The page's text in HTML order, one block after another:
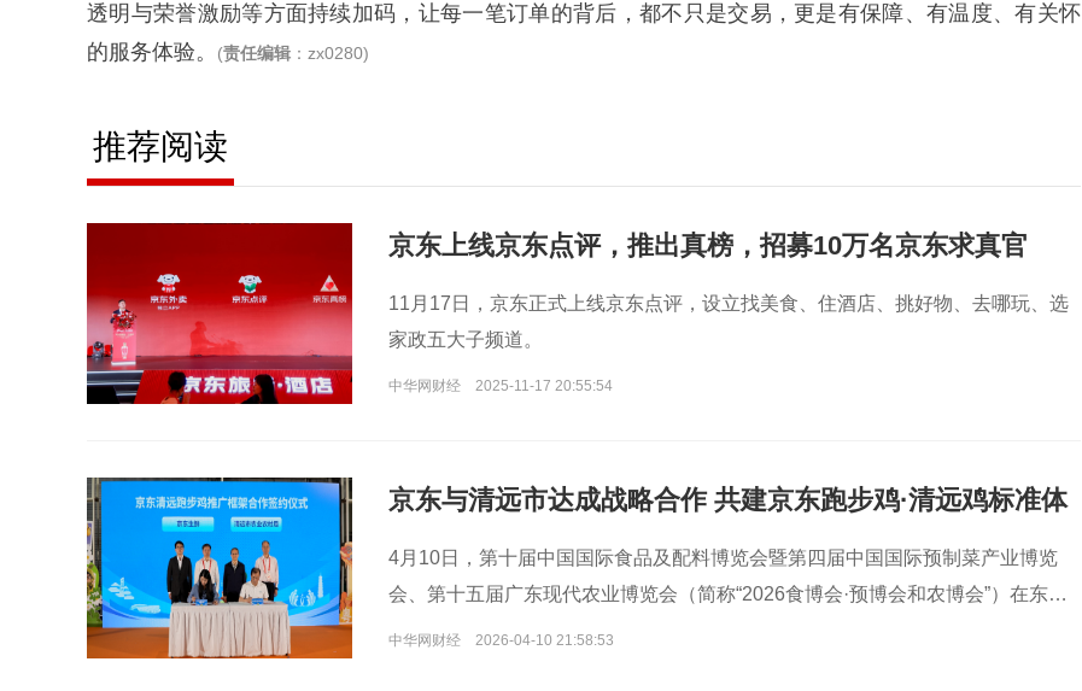
透明与荣誉激励等方面持续加码，让每一笔订单的背后，都不只是交易，更是有保障、有温度、有关怀
的服务体验。
(责任编辑 ：zx0280)
推荐阅读
京东上线京东点评，推出真榜，招募10万名京东求真官
11月17日，京东正式上线京东点评，设立找美食、住酒店、挑好物、去哪玩、选
家政五大子频道。
中华网财经 2025-11-17 20:55:54
京东与清远市达成战略合作 共建京东跑步鸡·清远鸡标准体
系
4月10日，第十届中国国际食品及配料博览会暨第四届中国国际预制菜产业博览
会、第十五届广东现代农业博览会（简称“2026食博会·预博会和农博会”）在东莞
举行。会上，广东省清远市正式与京东达成合作，京东生鲜在清远正式落地京东
中华网财经 2026-04-10 21:58:53